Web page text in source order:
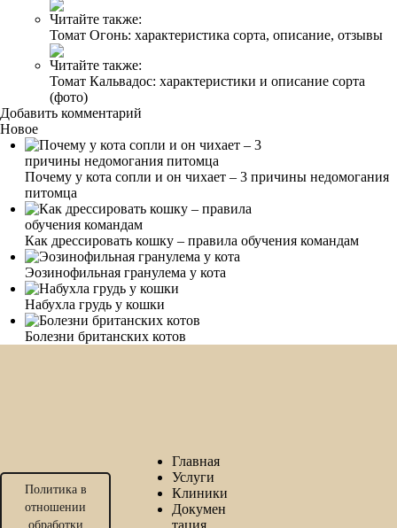
Читайте также:
Томат Огонь: характеристика сорта, описание, отзывы
Читайте также:
Томат Кальвадос: характеристики и описание сорта
(фото)
Добавить комментарий
Новое
Почему у кота сопли и он чихает – 3 причины недомогания
питомца
Как дрессировать кошку – правила обучения командам
Эозинофильная гранулема у кота
Набухла грудь у кошки
Болезни британских котов
Политика в
отношении
обработки
Главная
Услуги
Клиники
Докумен
тация